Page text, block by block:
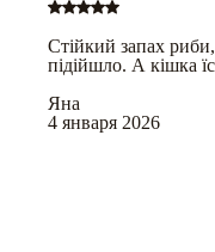
Стійкий запах
підійшло. А кішка
Яна
4 января 2026